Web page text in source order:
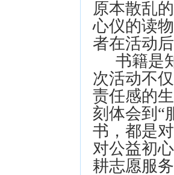
原本散乱
心仪的读
者在活
书籍是
次活动不
责任感的
刻体会到“
书，都是
对公益初
耕志愿服